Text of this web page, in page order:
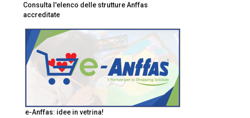
Consulta l'elenco delle strutture Anffas
accreditate
e-Anffas: idee in vetrina!